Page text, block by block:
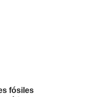
fósiles